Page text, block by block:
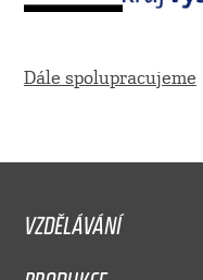
Dále spolupracujeme
VZDĚLÁVÁNÍ